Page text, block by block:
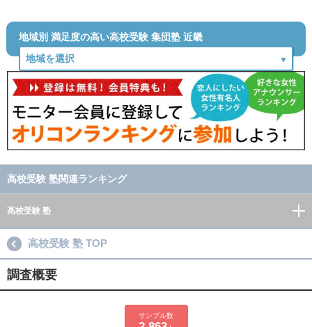
地域別 満足度の高い高校受験 集団塾 近畿
高校受験 塾関連ランキング
高校受験 塾
高校受験 塾 TOP
調査概要
サンプル数